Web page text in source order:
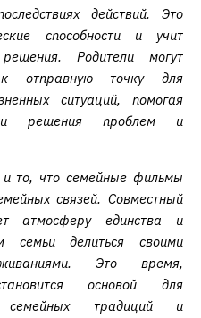
действий. Это
способности и учит
Родители могут
отправную точку для
ситуаций, помогая
решения проблем и
то, что семейные фильмы
связей. Совместный
атмосферу единства и
семьи делиться своими
Это время,
основой для
семейных традиций и